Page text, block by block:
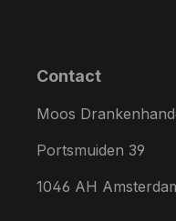
Contact
Moos
Portsmuiden 39
1046 AH